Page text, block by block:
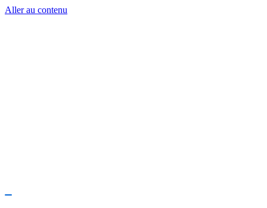
Aller au contenu